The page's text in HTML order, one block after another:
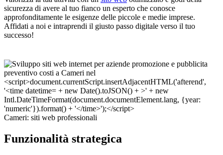
sicurezza di avere al tuo fianco un esperto che conosce
approfonditamente le esigenze delle piccole e medie imprese.
Affidati a noi e intraprendi il giusto passo digitale verso il tuo
successo!
Cameri: siti web professionali
Funzionalità strategica